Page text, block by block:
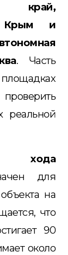
край,
Крым и
. Часть
реальной
хода
для
на
что
90
около